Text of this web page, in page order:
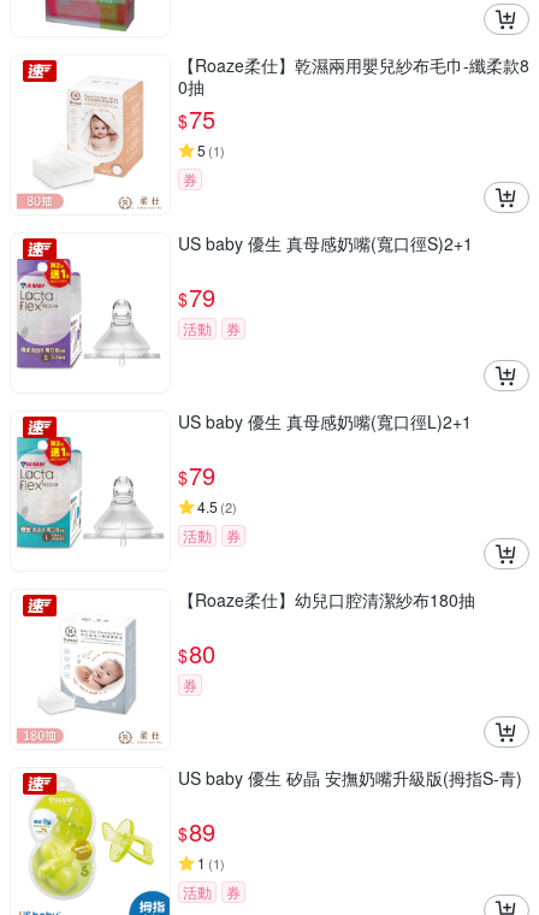
【Roaze柔仕】乾濕兩用嬰兒紗布毛巾-纖柔款8
0抽
$75
5 (1)
券
US baby 優生 真母感奶嘴(寬口徑S)2+1
$79
活動 券
US baby 優生 真母感奶嘴(寬口徑L)2+1
$79
4.5 (2)
活動 券
【Roaze柔仕】幼兒口腔清潔紗布180抽
$80
券
US baby 優生 矽晶 安撫奶嘴升級版(拇指S-青)
$89
1 (1)
活動 券